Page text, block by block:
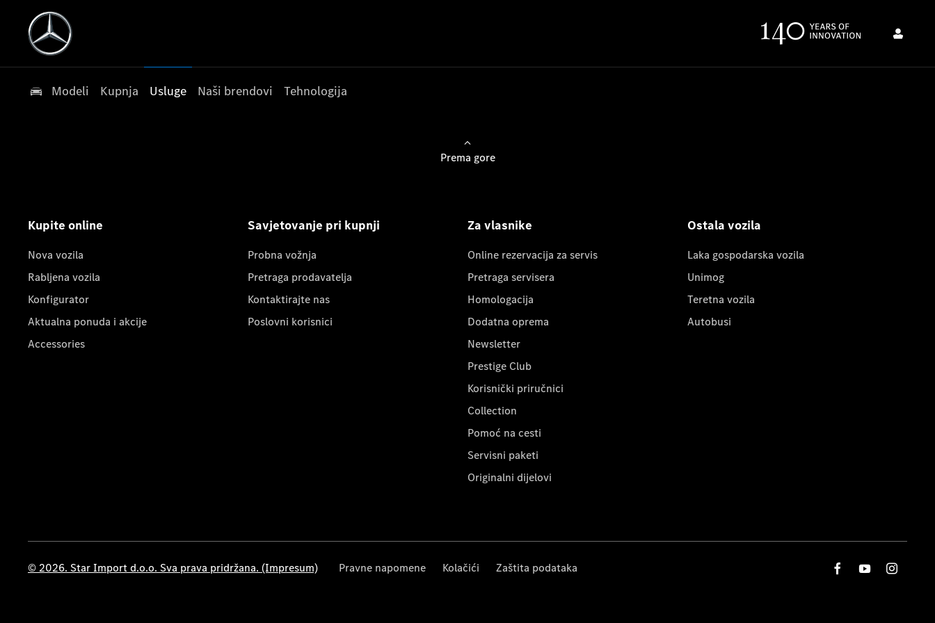
Modeli Kupnja Usluge Naši brendovi Tehnologija
Prema gore
Kupite online
Nova vozila
Rabljena vozila
Konfigurator
Aktualna ponuda i akcije
Accessories
Savjetovanje pri kupnji
Probna vožnja
Pretraga prodavatelja
Kontaktirajte nas
Poslovni korisnici
Za vlasnike
Online rezervacija za servis
Pretraga servisera
Homologacija
Dodatna oprema
Newsletter
Prestige Club
Korisnički priručnici
Collection
Pomoć na cesti
Servisni paketi
Originalni dijelovi
Ostala vozila
Laka gospodarska vozila
Unimog
Teretna vozila
Autobusi
© 2026. Star Import d.o.o. Sva prava pridržana. (Impresum) Pravne napomene Kolačići Zaštita podataka